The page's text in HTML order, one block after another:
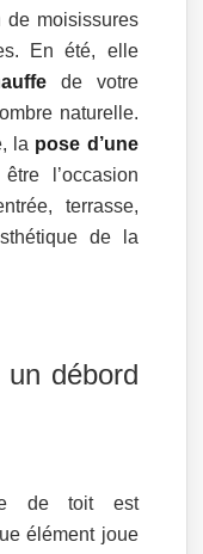
de moisissures
En été, elle
de votre
naturelle.
la pose d’une
l’occasion
terrasse,
de la
débord
de toit est
élément joue